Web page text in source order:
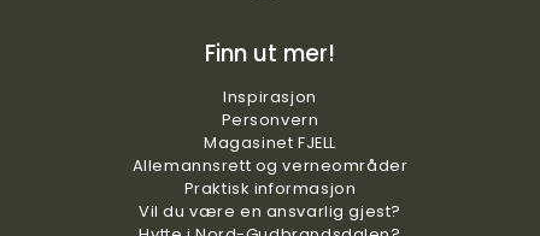
Finn ut mer!
Inspirasjon
Personvern
Magasinet FJELL
Allemannsrett og verneområder
Praktisk informasjon
Vil du være en ansvarlig gjest?